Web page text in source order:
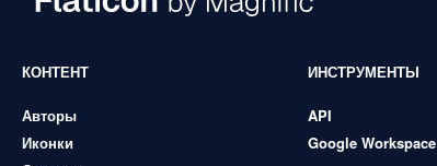
КОНТЕНТ
Авторы
Иконки
ИНСТРУМЕНТЫ
API
Google Workspace